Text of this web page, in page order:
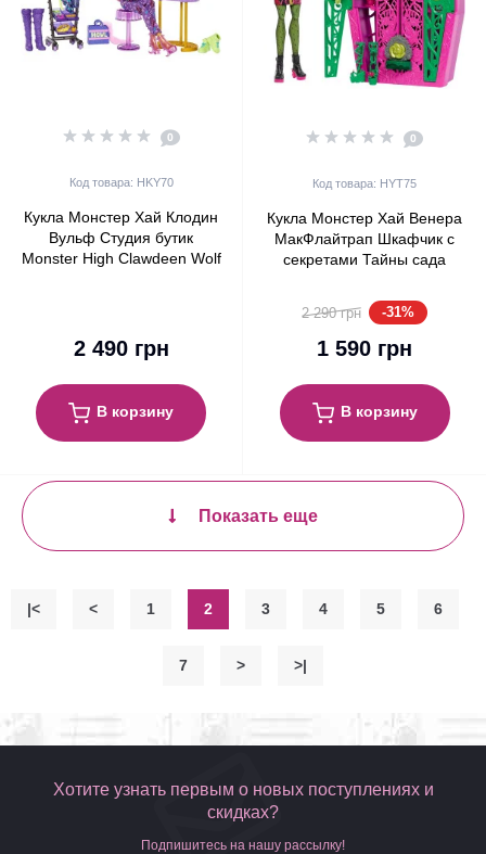
0
Код товара: HKY70
Кукла Монстер Хай Клодин
Вульф Студия бутик
Monster High Clawdeen Wolf
2 490 грн
В корзину
0
Код товара: HYT75
Кукла Монстер Хай Венера
МакФлайтрап Шкафчик с
секретами Тайны сада
Secrets Venus McFlytrap
Garden Mysteries (HYT75)
2 290 грн -31%
1 590 грн
В корзину
Показать еще
|< < 1 2 3 4 5 6
7 > >|
Хотите узнать первым о новых поступлениях и
скидках?
Подпишитесь на нашу рассылку!